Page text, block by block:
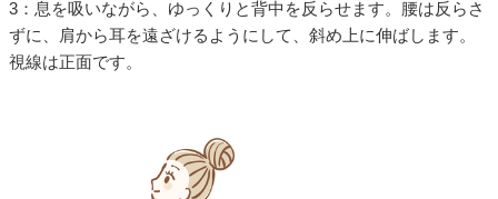
3：息を吸いながら、ゆっくりと背中を反らせます。腰は反らさ
ずに、肩から耳を遠ざけるようにして、斜め上に伸ばします。
視線は正面です。